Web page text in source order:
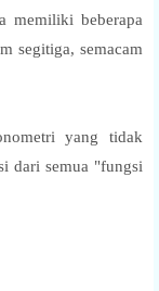
memiliki beberapa
segitiga, semacam
yang tidak
dari semua "fungsi